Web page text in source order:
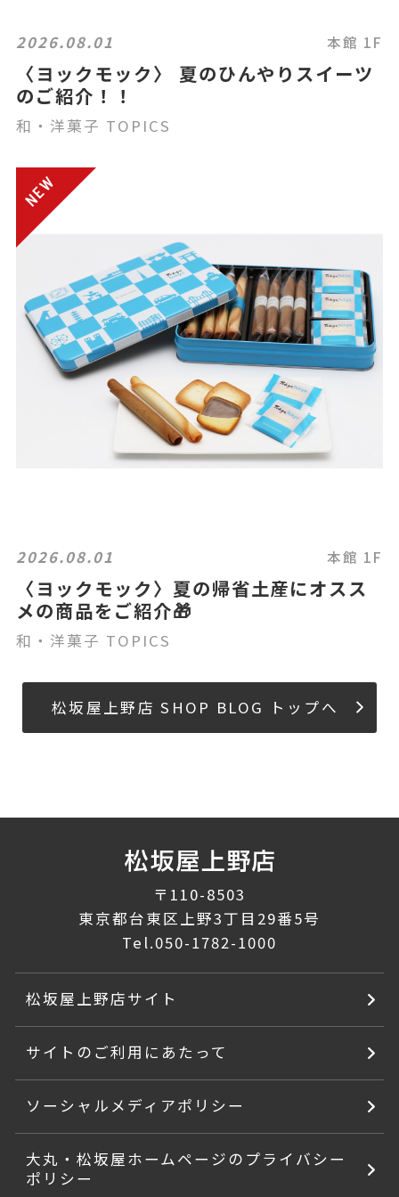
2026.08.01 本館 1F
〈ヨックモック〉 夏のひんやりスイーツ
のご紹介！！
和・洋菓子 TOPICS
2026.08.01 本館 1F
〈ヨックモック〉夏の帰省土産にオスス
メの商品をご紹介🎁
和・洋菓子 TOPICS
松坂屋上野店 SHOP BLOG トップへ
〒110-8503
東京都台東区上野3丁目29番5号
Tel.050-1782-1000
松坂屋上野店サイト
サイトのご利用にあたって
ソーシャルメディアポリシー
大丸・松坂屋ホームページのプライバシー
ポリシー